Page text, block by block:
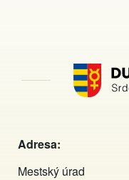
Adresa:
Mestský úrad